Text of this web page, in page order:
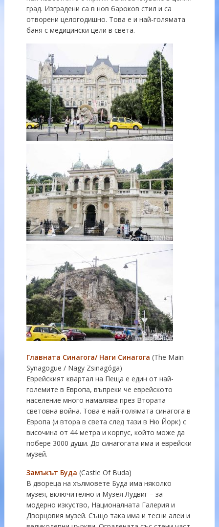
град. Изградени са в нов бароков стил и са
отворени целогодишно. Това е и най-голямата
баня с медицински цели в света.
Главната Синагога/ Наги Синагога (The Main
Synagogue / Nagy Zsinagóga)
Еврейският квартал на Пеща е един от най-
големите в Европа, въпреки че еврейското
население много намалява през Втората
световна война. Това е най-голямата синагога в
Европа (и втора в света след тази в Ню Йорк) с
височина от 44 метра и корпус, който може да
побере 3000 души. До синагогата има и еврейски
музей.
Замъкът Буда (Castle Of Buda)
В двореца на хълмовете Буда има няколко
музея, включително и Музея Лудвиг – за
модерно изкуство, Националната Галерия и
Дворцовия музей. Също така има и тесни алеи и